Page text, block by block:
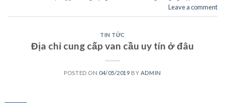
Leave a comment
TIN TỨC
Địa chỉ cung cấp van cầu uy tín ở đâu
POSTED ON 04/05/2019 BY ADMIN